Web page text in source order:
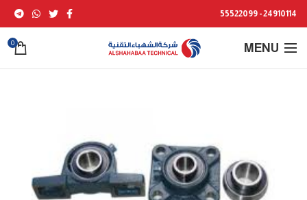
24910114 - 55522099
MENU
0